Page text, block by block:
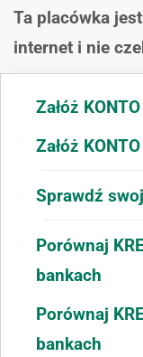
Ta placówka
internet i nie
Załóż
Załóż
Sprawdź
Porównaj
bankach
Porównaj
bankach